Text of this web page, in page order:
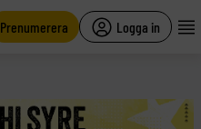
Prenumerera Logga in